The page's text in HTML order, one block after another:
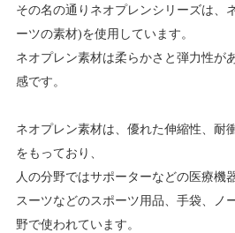
その名の通りネオプレンシリーズは、
ーツの素材)を使用しています。
ネオプレン素材は柔らかさと弾力性が
感です。
ネオプレン素材は、優れた伸縮性、耐
をもっており、
人の分野ではサポーターなどの医療機
スーツなどのスポーツ用品、手袋、ノ
野で使われています。